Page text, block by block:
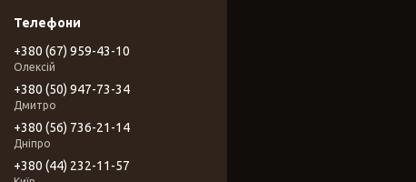
+380 (67) 959-43-10
Олексій
+380 (50) 947-73-34
Дмитро
+380 (56) 736-21-14
Дніпро
+380 (44) 232-11-57